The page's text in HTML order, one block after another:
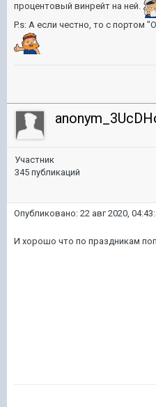
процентовый винрейт на ней.
P.s: А если честно, то с портом
Участник
345 публикаций
Опубликовано: 22 авг 2020,
И хорошо что по праздникам